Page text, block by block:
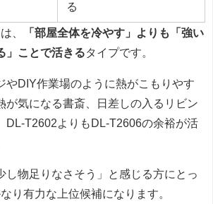
る
、
「部屋全体を冷やす」よりも「強い
」ことで活きるタイプです。
やDIY作業場のように熱がこもりやす
が気になる書斎、日差しの入るリビン
DL-T2602よりもDL-T2606の余裕が活
し物足りなさそう」と感じる方にとっ
り有力な上位候補になります。